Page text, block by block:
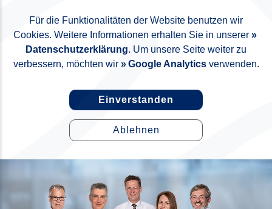
Für die Funktionalitäten der Website benutzen wir
Cookies. Weitere Informationen erhalten Sie in unserer
Datenschutzerklärung. Um unsere Seite weiter zu
verbessern, möchten wir
Google Analyticsverwenden.
Einverstanden
Ablehnen